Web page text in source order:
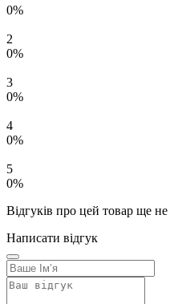
0%
2
0%
3
0%
4
0%
5
0%
Відгуків про цей товар ще не
Написати відгук